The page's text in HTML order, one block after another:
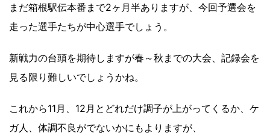
まだ箱根駅伝本番まで2ヶ月半ありますが、今回予選会を
走った選手たちが中心選手でしょう。
新戦力の台頭を期待しますが春～秋までの大会、記録会を
見る限り難しいでしょうかね。
これから11月、12月とどれだけ調子が上がってくるか、ケ
ガ人、体調不良がでないかにもよりますが、